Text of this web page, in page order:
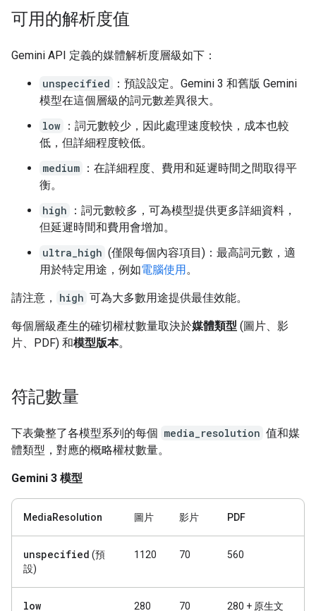
可用的解析度值
Gemini API 定義的媒體解析度層級如下：
unspecified
：預設設定。Gemini 3 和舊版 Gemini
模型在這個層級的詞元數差異很大。
low ：詞元數較少，因此處理速度較快，成本也較
低，但詳細程度較低。
medium ：在詳細程度、費用和延遲時間之間取得平
衡。
high
：詞元數較多，可為模型提供更多詳細資料，
但延遲時間和費用會增加。
ultra_high (僅限每個內容項目)：最高詞元數，適
用於特定用途，例如電腦使用。
請注意， high 可為大多數用途提供最佳效能。
每個層級產生的確切權杖數量取決於媒體類型 (圖片、影
片、PDF) 和模型版本。
符記數量
下表彙整了各模型系列的每個 media_resolution 值和媒
體類型，對應的概略權杖數量。
Gemini 3 模型
MediaResolution 圖片 影片 PDF
unspecified (預
設)
1120 70 560
low 280 70 280 + 原生文